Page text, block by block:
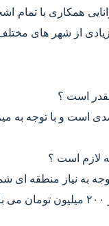
همکاری با
از شهر های مختلف
است ؟
است و با توجه به
لازم است ؟
به نیاز منطقه ای